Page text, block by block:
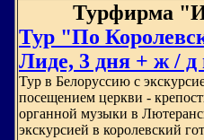
Турфирма
Тур "По
Лиде, 3 дня + ж / д
Тур в Белоруссию с
посещением церкви -
органной музыки в
экскурсией в королевский